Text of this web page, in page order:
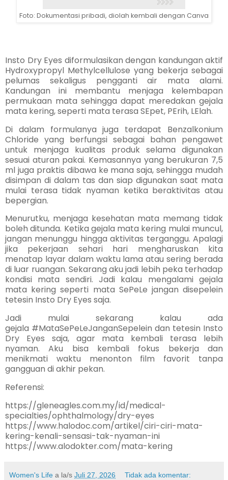
Foto: Dokumentasi pribadi, diolah kembali dengan Canva
Insto Dry Eyes diformulasikan dengan kandungan aktif
Hydroxypropyl Methylcellulose yang bekerja sebagai
pelumas sekaligus pengganti air mata alami.
Kandungan ini membantu menjaga kelembapan
permukaan mata sehingga dapat meredakan gejala
mata kering, seperti mata terasa SEpet, PErih, LElah.
Di dalam formulanya juga terdapat Benzalkonium
Chloride yang berfungsi sebagai bahan pengawet
untuk menjaga kualitas produk selama digunakan
sesuai aturan pakai. Kemasannya yang berukuran 7,5
ml juga praktis dibawa ke mana saja, sehingga mudah
disimpan di dalam tas dan siap digunakan saat mata
mulai terasa tidak nyaman ketika beraktivitas atau
bepergian.
Menurutku, menjaga kesehatan mata memang tidak
boleh ditunda. Ketika gejala mata kering mulai muncul,
jangan menunggu hingga aktivitas terganggu. Apalagi
jika pekerjaan sehari hari mengharuskan kita
menatap layar dalam waktu lama atau sering berada
di luar ruangan. Sekarang aku jadi lebih peka terhadap
kondisi mata sendiri. Jadi kalau mengalami gejala
mata kering seperti mata SePeLe jangan disepelein
tetesin Insto Dry Eyes saja.
Jadi mulai sekarang kalau ada
gejala #MataSePeLeJanganSepelein dan tetesin Insto
Dry Eyes saja, agar mata kembali terasa lebih
nyaman. Aku bisa kembali fokus bekerja dan
menikmati waktu menonton film favorit tanpa
gangguan di akhir pekan.
Referensi:
https://gleneagles.com.my/id/medical-
specialties/ophthalmology/dry-eyes
https://www.halodoc.com/artikel/ciri-ciri-mata-
kering-kenali-sensasi-tak-nyaman-ini
https://www.alodokter.com/mata-kering
Women's Life a la/s Juli 27, 2026 Tidak ada komentar: